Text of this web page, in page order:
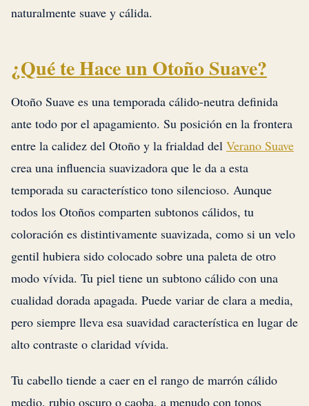
naturalmente suave y cálida.
¿Qué te Hace un Otoño Suave?
Otoño Suave es una temporada cálido-neutra definida
ante todo por el apagamiento. Su posición en la frontera
entre la calidez del Otoño y la frialdad del Verano Suave
crea una influencia suavizadora que le da a esta
temporada su característico tono silencioso. Aunque
todos los Otoños comparten subtonos cálidos, tu
coloración es distintivamente suavizada, como si un velo
gentil hubiera sido colocado sobre una paleta de otro
modo vívida. Tu piel tiene un subtono cálido con una
cualidad dorada apagada. Puede variar de clara a media,
pero siempre lleva esa suavidad característica en lugar de
alto contraste o claridad vívida.
Tu cabello tiende a caer en el rango de marrón cálido
medio, rubio oscuro o caoba, a menudo con tonos